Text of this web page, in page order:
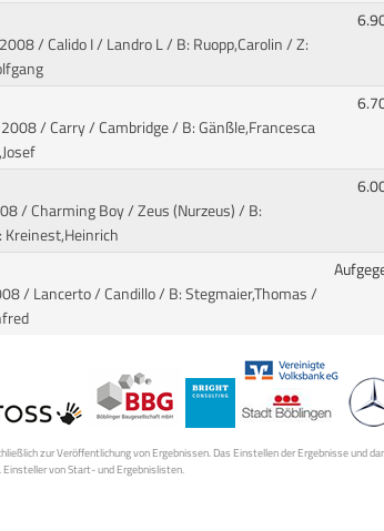
/ Calido I / Landro L/ B: Ruopp,Carolin / Z:
/ Carry / Cambridge/ B: Gänßle,Francesca
/ Charming Boy / Zeus (Nurzeus)/ B:
Kreinest,Heinrich
/ Lancerto / Candillo/ B: Stegmaier,Thomas /
zur Veröffentlichung von Ergebnissen. Das Einstellen der Ergebnisse und
von Start- und Ergebnislisten.